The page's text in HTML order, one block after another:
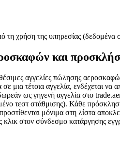
χρήση της υπηρεσίας (δεδομένα
και
αγγελίες πώλησης
σε μια τέτοια αγγελία, ενδέχεται
δωρεάν ως γηγενή αγγελία στο
τεστ στάθμισης). Κάθε
μόνιμα στη λίστα
κλικ στον σύνδεσμο κατάργησης